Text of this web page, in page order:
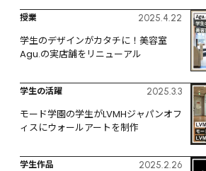
授業 2025.4.22
学生のデザインがカタチに！美容室
Agu.の実店舗をリニューアル
学生の活躍 2025.3.3
モード学園の学生がLVMHジャパンオフ
ィスにウォールアートを制作
学生作品 2025.2.26